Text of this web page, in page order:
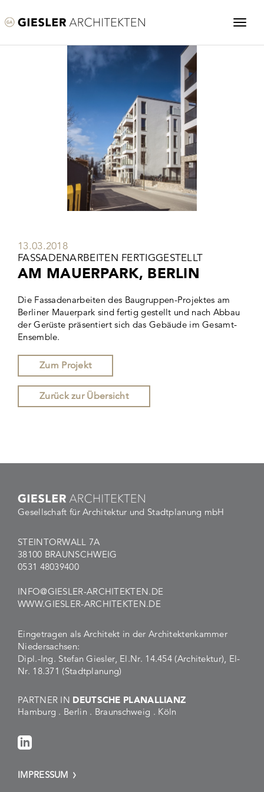
13.03.2018
FASSADENARBEITEN FERTIGGESTELLT
AM MAUERPARK, BERLIN
Die Fassadenarbeiten des Baugruppen-Projektes am
Berliner Mauerpark sind fertig gestellt und nach Abbau
der Gerüste präsentiert sich das Gebäude im Gesamt-
Ensemble.
Zum Projekt
Zurück zur Übersicht
Gesellschaft für Architektur und Stadtplanung mbH
STEINTORWALL 7A
38100 BRAUNSCHWEIG
0531 48039400
INFO@GIESLER-ARCHITEKTEN.DE
WWW.GIESLER-ARCHITEKTEN.DE
Eingetragen als Architekt in der Architektenkammer
Niedersachsen:
Dipl.-Ing. Stefan Giesler, El.Nr. 14.454 (Architektur), El-
Nr. 18.371 (Stadtplanung)
PARTNER IN DEUTSCHE PLANALLIANZ
Hamburg . Berlin . Braunschweig . Köln
IMPRESSUM